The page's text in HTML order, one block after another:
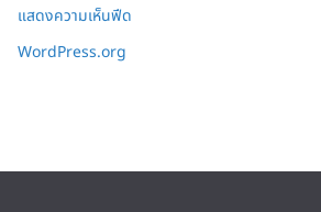
แสดงความเห็นฟีด
WordPress.org